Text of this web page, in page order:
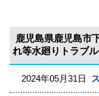
鹿児島県鹿児島市
れ等水廻りトラブ
2024年05月31日